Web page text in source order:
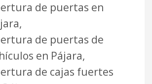
de puertas en
de puertas de
en Pájara,
de cajas fuertes